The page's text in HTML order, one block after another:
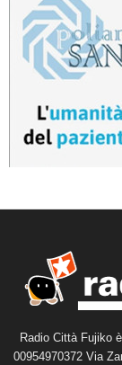
Radio Città Fujiko
00954970372 Via